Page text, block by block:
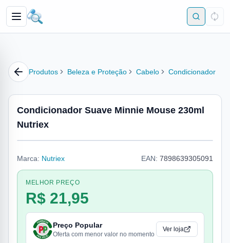
Produtos Beleza e Proteção Cabelo Condicionador
Condicionador Suave Minnie Mouse 230ml
Nutriex
Marca: Nutriex EAN: 7898639305091
MELHOR PREÇO
R$ 21,95
Preço Popular
Oferta com menor valor no momento
Ver loja